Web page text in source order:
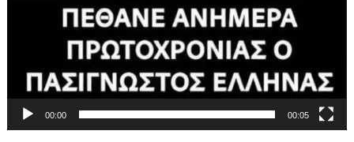
00:00 00:05